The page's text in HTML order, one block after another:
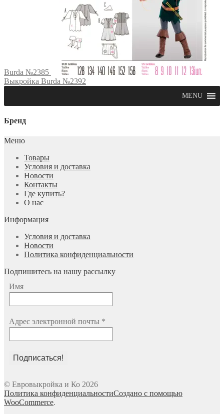
Burda №2385
Выкройка Burda №2392
MENU
Бренд
Меню
Товары
Условия и доставка
Новости
Контакты
Где купить?
О нас
Информация
Условия и доставка
Новости
Политика конфиденциальности
Подпишитесь на нашу рассылку
Имя
Адрес электронной почты *
© Евровыкройка и Ко 2026
Политика конфиденциальностиСоздано с помощью
WooCommerce.